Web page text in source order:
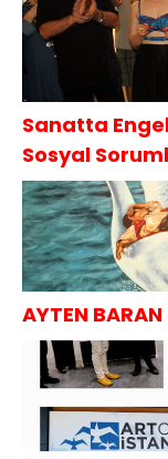
Sanatta
Sosyal
AYTEN BARAN